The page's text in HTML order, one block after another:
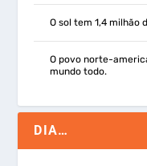
O sol tem 1,4 milhão
O povo norte-
mundo todo.
DIA…